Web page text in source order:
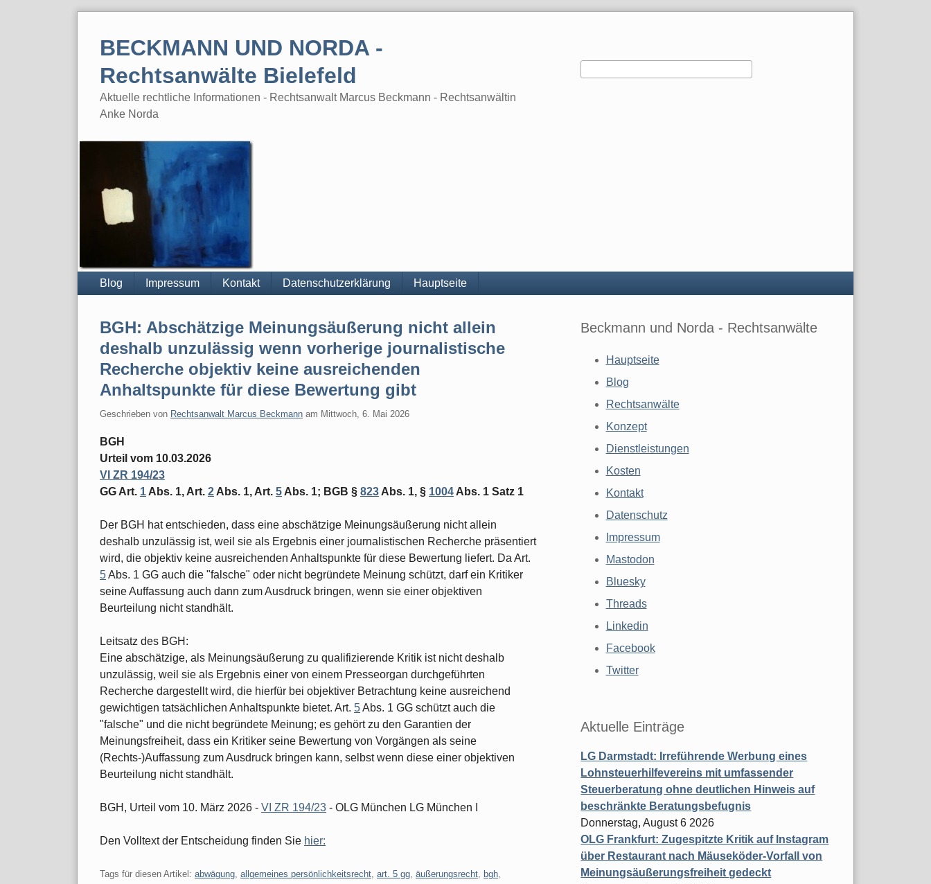
BECKMANN UND NORDA -
Rechtsanwälte Bielefeld
Aktuelle rechtliche Informationen - Rechtsanwalt Marcus Beckmann - Rechtsanwältin
Anke Norda
Blog Impressum Kontakt Datenschutzerklärung Hauptseite
BGH: Abschätzige Meinungsäußerung nicht allein
deshalb unzulässig wenn vorherige journalistische
Recherche objektiv keine ausreichenden
Anhaltspunkte für diese Bewertung gibt
Geschrieben von Rechtsanwalt Marcus Beckmann am Mittwoch, 6. Mai 2026
BGH
Urteil vom 10.03.2026
VI ZR 194/23
GG Art. 1 Abs. 1, Art. 2 Abs. 1, Art. 5 Abs. 1; BGB § 823 Abs. 1, § 1004 Abs. 1 Satz 1
Der BGH hat entschieden, dass eine abschätzige Meinungsäußerung nicht allein
deshalb unzulässig ist, weil sie als Ergebnis einer journalistischen Recherche präsentiert
wird, die objektiv keine ausreichenden Anhaltspunkte für diese Bewertung liefert. Da Art.
5Abs. 1 GG auch die "falsche" oder nicht begründete Meinung schützt, darf ein Kritiker
seine Auffassung auch dann zum Ausdruck bringen, wenn sie einer objektiven
Beurteilung nicht standhält.
Leitsatz des BGH:
Eine abschätzige, als Meinungsäußerung zu qualifizierende Kritik ist nicht deshalb
unzulässig, weil sie als Ergebnis einer von einem Presseorgan durchgeführten
Recherche dargestellt wird, die hierfür bei objektiver Betrachtung keine ausreichend
gewichtigen tatsächlichen Anhaltspunkte bietet. Art. 5Abs. 1 GG schützt auch die
"falsche" und die nicht begründete Meinung; es gehört zu den Garantien der
Meinungsfreiheit, dass ein Kritiker seine Bewertung von Vorgängen als seine
(Rechts-)Auffassung zum Ausdruck bringen kann, selbst wenn diese einer objektiven
Beurteilung nicht standhält.
BGH, Urteil vom 10. März 2026 - VI ZR 194/23 - OLG München LG München I
Den Volltext der Entscheidung finden Sie hier:
Tags für diesen Artikel: abwägung allgemeines persönlichkeitsrecht art. 5 gg äußerungsrecht bgh
Beckmann und Norda - Rechtsanwälte
Hauptseite
Blog
Rechtsanwälte
Konzept
Dienstleistungen
Kosten
Kontakt
Datenschutz
Impressum
Mastodon
Bluesky
Threads
Linkedin
Facebook
Twitter
Aktuelle Einträge
LG Darmstadt: Irreführende Werbung eines
Lohnsteuerhilfevereins mit umfassender
Steuerberatung ohne deutlichen Hinweis auf
beschränkte Beratungsbefugnis
Donnerstag, August 6 2026
OLG Frankfurt: Zugespitzte Kritik auf Instagram
über Restaurant nach Mäuseköder-Vorfall von
Meinungsäußerungsfreiheit gedeckt